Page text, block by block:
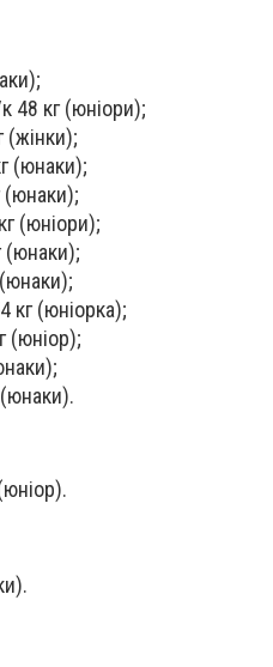
48 кг (юніори);
(жінки);
(юнаки);
(юнаки);
(юніори);
(юнаки);
кг (юніорка);
(юніор);